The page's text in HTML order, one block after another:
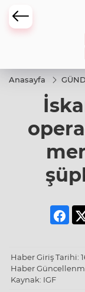
Anasayfa
Haber Giriş Tarihi:
Haber
Kaynak: IGF